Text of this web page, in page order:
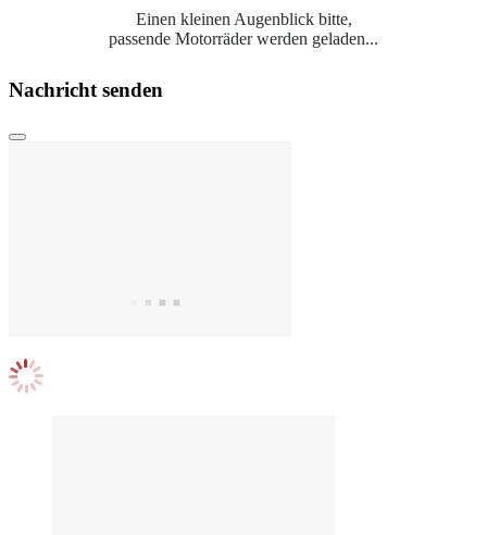
Einen kleinen Augenblick bitte,
passende Motorräder werden geladen...
Nachricht senden